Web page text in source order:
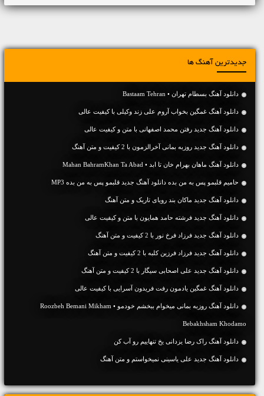
جدیدترین آهنگ ها
دانلود آهنگ بسطام تهران • Bastaam Tehran
دانلود آهنگ غمگین بخواب آروم علی زند وکیلی با کیفیت عالی
دانلود آهنگ جديد رفتن محمد اصفهانی با متن و کیفیت عالی
دانلود آهنگ جديد روزبه بمانی آخرالزمون با 2 کیفیت و متن آهنگ
دانلود آهنگ ماهان بهرام خان تا ابد • Mahan BahramKhan Ta Abad
حامیم قلبمو پس به من بده دانلود آهنگ جدید قلبمو پس به من بده MP3
دانلود آهنگ جديد ماکان بند رویای تاریک و متن آهنگ
دانلود آهنگ جديد فرشته حامد همایون با متن و کیفیت عالی
دانلود آهنگ جديد فرزاد فرخ نور با 2 کیفیت و متن آهنگ
دانلود آهنگ جديد فرزاد فرزین کلبه با 2 کیفیت و متن آهنگ
دانلود آهنگ جديد علی اصحابی سیگار با 2 کیفیت و متن آهنگ
دانلود آهنگ غمگین یادمون رفت فریدون آسرایی با کیفیت عالی
دانلود آهنگ روزبه بمانی میخوام ببخشم خودمو • Roozbeh Bemani Mikham
Bebakhsham Khodamo
دانلود آهنگ راک رضا یزدانی یخ تنهاییم رو آب کن
دانلود آهنگ جديد علی یاسینی نمیخواستم و متن آهنگ